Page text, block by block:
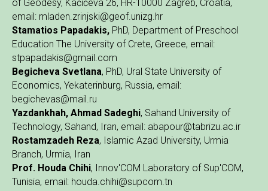
of Geodesy, Kačićeva 26, HR-10000 Zagreb, Croatia,
email: mladen.zrinjski@geof.unizg.hr
Stamatios Papadakis, PhD, Department of Preschool
Education The University of Crete, Greece, email:
stpapadakis@gmail.com
Begicheva Svetlana, PhD, Ural State University of
Economics, Yekaterinburg, Russia, email:
begichevas@mail.ru
Yazdankhah, Ahmad Sadeghi, Sahand University of
Technology, Sahand, Iran, email: abapour@tabrizu.ac.ir
Rostamzadeh Reza, Islamic Azad University, Urmia
Branch, Urmia, Iran
Prof. Houda Chihi, Innov'COM Laboratory of Sup'COM,
Tunisia, email: houda.chihi@supcom.tn